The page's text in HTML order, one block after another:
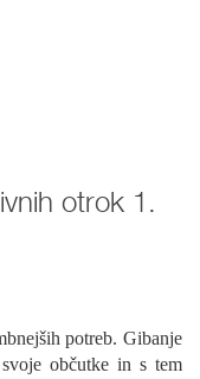
otrok 1.
potreb. Gibanje
občutke in s tem